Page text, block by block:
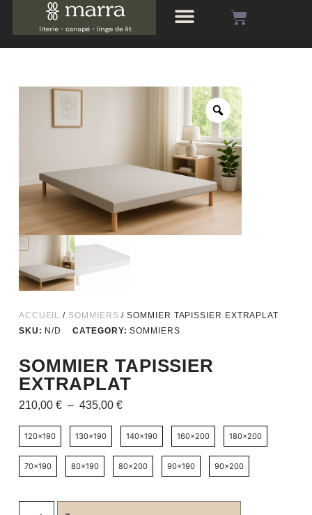
ACCUEIL / SOMMIERS / SOMMIER TAPISSIER EXTRAPLAT
SKU: N/D CATEGORY: SOMMIERS
SOMMIER TAPISSIER
EXTRAPLAT
210,00 € – 435,00 €
120x190 130x190 140x190 160x200 180x200
70x190 80x190 80x200 90x190 90x200